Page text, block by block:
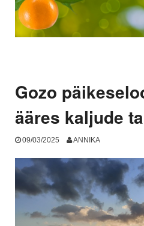
Gozo
ääres kaljude
09/03/2025 ANNIKA